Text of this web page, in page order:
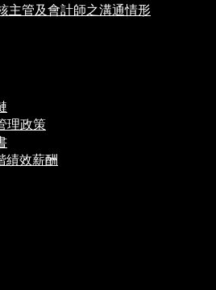
主管及會計師之溝通情形
理政策
績效薪酬